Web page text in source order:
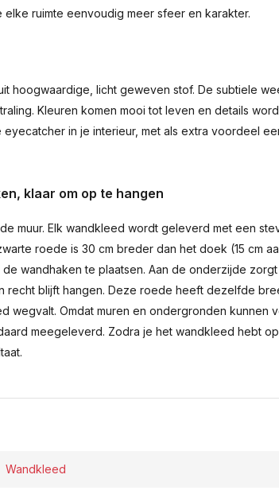
ruimte eenvoudig meer sfeer en karakter.
hoogwaardige, licht geweven stof. De subtiele
Kleuren komen mooi tot leven en details
in je interieur, met als extra voordeel
klaar om op te hangen
muur. Elk wandkleed wordt geleverd met een
roede is 30 cm breder dan het doek (15 cm
wandhaken te plaatsen. Aan de onderzijde
recht blijft hangen. Deze roede heeft dezelfde
wegvalt. Omdat muren en ondergronden kunnen
meegeleverd. Zodra je het wandkleed hebt
Wandkleed